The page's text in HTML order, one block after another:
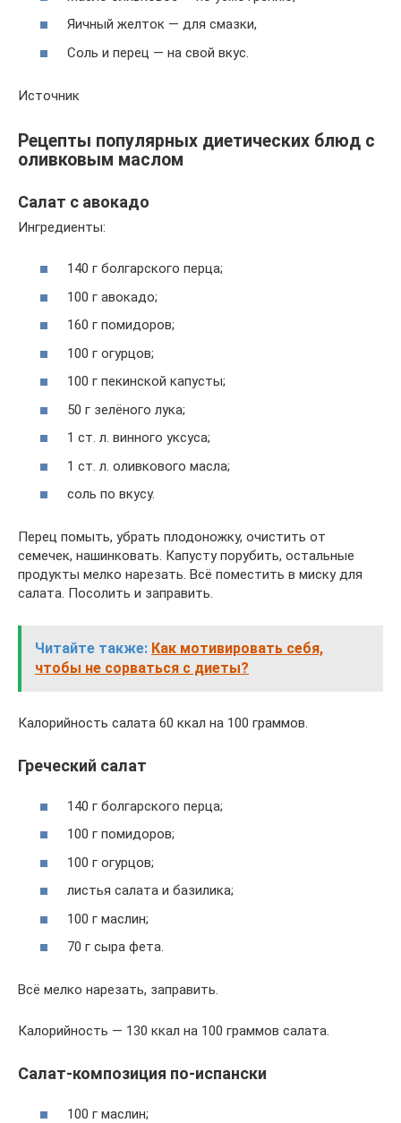
Яичный желток — для смазки,
Соль и перец — на свой вкус.
Источник
Рецепты популярных диетических блюд с
оливковым маслом
Салат с авокадо
Ингредиенты:
140 г болгарского перца;
100 г авокадо;
160 г помидоров;
100 г огурцов;
100 г пекинской капусты;
50 г зелёного лука;
1 ст. л. винного уксуса;
1 ст. л. оливкового масла;
соль по вкусу.
Перец помыть, убрать плодоножку, очистить от
семечек, нашинковать. Капусту порубить, остальные
продукты мелко нарезать. Всё поместить в миску для
салата. Посолить и заправить.
Читайте также: Как мотивировать себя,
чтобы не сорваться с диеты?
Калорийность салата 60 ккал на 100 граммов.
Греческий салат
140 г болгарского перца;
100 г помидоров;
100 г огурцов;
листья салата и базилика;
100 г маслин;
70 г сыра фета.
Всё мелко нарезать, заправить.
Калорийность — 130 ккал на 100 граммов салата.
Салат-композиция по-испански
100 г маслин;